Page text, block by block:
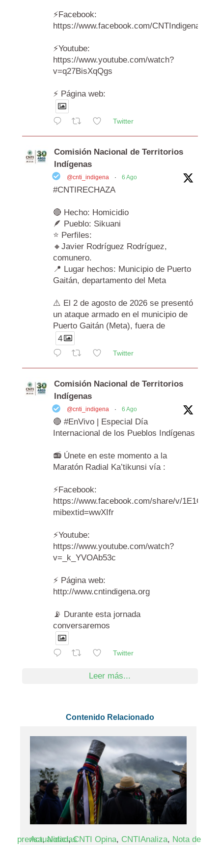
⚡️Facebook:
https://www.facebook.com/CNTIndigenas/
⚡️Youtube:
https://www.youtube.com/watch?
v=q27BisXqQgs
⚡️ Página web:
Twitter
Comisión Nacional de Territorios
Indígenas
@cnti_indigena · 6 Ago
#CNTIRECHAZA
🔴 Hecho: Homicidio
🪶 Pueblo: Sikuani
⭐ Perfiles:
🔸Javier Rodríguez Rodríguez,
comunero.
📍 Lugar hechos: Municipio de Puerto
Gaitán, departamento del Meta
⚠️ El 2 de agosto de 2026 se presentó
un ataque armado en el municipio de
Puerto Gaitán (Meta), fuera de
4
Twitter
Comisión Nacional de Territorios
Indígenas
@cnti_indigena · 6 Ago
🔴 #EnVivo | Especial Día
Internacional de los Pueblos Indígenas
📻 Únete en este momento a la
Maratón Radial Ka’tikunsi vía :
⚡️Facebook:
https://www.facebook.com/share/v/
mibextid=wwXIfr
⚡️Youtube:
https://www.youtube.com/watch?
v=_k_YVOAb53c
⚡️ Página web:
http://www.cntindigena.org
📡 Durante esta jornada
conversaremos
Twitter
Leer más...
Contenido Relacionado
,CNTIAnaliza,Nota de prensa,Noticias
Actualidad,CNTI Opina